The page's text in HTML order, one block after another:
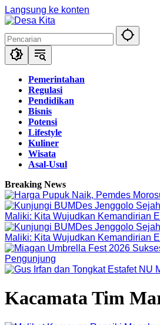
Langsung ke konten
Pemerintahan
Regulasi
Pendidikan
Bisnis
Potensi
Lifestyle
Kuliner
Wisata
Asal-Usul
Breaking News
Maliki: Kita Wujudkan Kemandirian
Maliki: Kita Wujudkan Kemandirian
Pengunjung
Kacamata Tim